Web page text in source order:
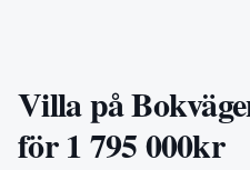
Villa på
för 1 795 000kr